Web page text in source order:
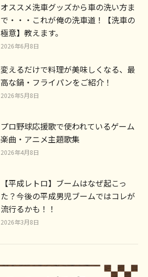
オススメ洗車グッズから車の洗い方ま
で・・・これが俺の洗車道！【洗車の
極意】教えます。
2026年6月8日
変えるだけで料理が美味しくなる、最
高な鍋・フライパンをご紹介！
2026年5月8日
プロ野球応援歌で使われているゲーム
楽曲・アニメ主題歌集
2026年4月8日
【平成レトロ】ブームはなぜ起こっ
た？今後の平成男児ブームではコレが
流行るかも！！
2026年3月8日